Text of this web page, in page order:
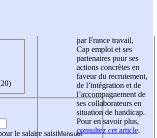
le salaire saisi
par France travail,
Cap emploi et ses
partenaires pour ses
actions concrètes en
faveur du recrutement,
de l’intégration et de
l’accompagnement de
ses collaborateurs en
situation de handicap.
Pour en savoir plus,
consultez cet article.